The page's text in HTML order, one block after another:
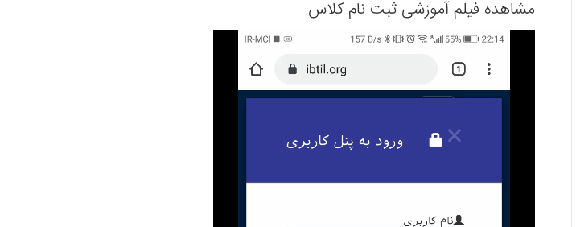
مشاهده فیلم آموزشی ثبت نام کلاس